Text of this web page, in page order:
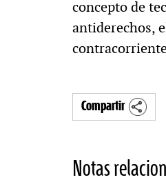
concepto de
antiderechos,
Compartir
Notas